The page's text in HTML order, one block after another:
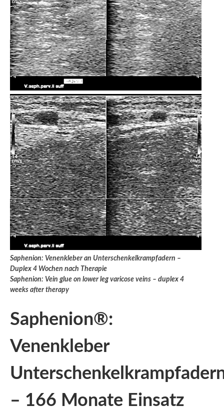
Saphenion: Venenkleber an Unterschenkelkrampfadern –
Duplex 4 Wochen nach Therapie
Saphenion: Vein glue on lower leg varicose veins – duplex 4
weeks after therapy
Saphenion®:
Venenkleber
– 166 Monate Einsatz